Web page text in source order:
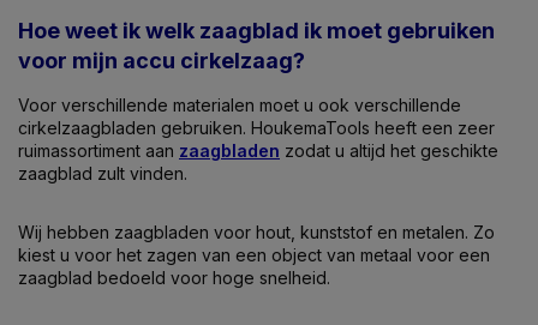
Hoe weet ik welk zaagblad ik moet gebruiken
voor mijn accu cirkelzaag?
Voor verschillende materialen moet u ook verschillende
cirkelzaagbladen gebruiken. HoukemaTools heeft een zeer
ruimassortiment aan zaagbladen zodat u altijd het geschikte
zaagblad zult vinden.
Wij hebben zaagbladen voor hout, kunststof en metalen. Zo
kiest u voor het zagen van een object van metaal voor een
zaagblad bedoeld voor hoge snelheid.